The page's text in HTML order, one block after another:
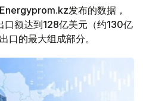
发布的数据，
额达到128亿美元（约130亿
口的最大组成部分。